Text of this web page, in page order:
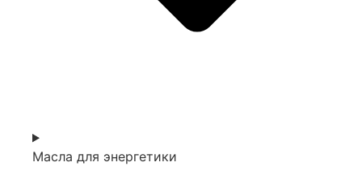
Масла для энергетики